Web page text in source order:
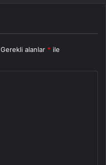
Gerekli alanlar * ile